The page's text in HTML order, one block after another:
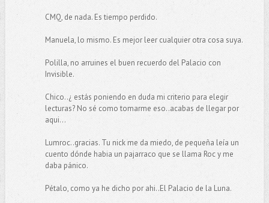
CMQ, de nada. Es tiempo perdido.
Manuela, lo mismo. Es mejor leer cualquier otra cosa suya.
Polilla, no arruines el buen recuerdo del Palacio con
Invisible.
Chico..¿ estás poniendo en duda mi criterio para elegir
lecturas? No sé como tomarme eso..acabas de llegar por
aqui...
Lumroc..gracias. Tu nick me da miedo, de pequeña leía un
cuento dónde habia un pajarraco que se llama Roc y me
daba pánico.
Pétalo, como ya he dicho por ahi..El Palacio de la Luna.